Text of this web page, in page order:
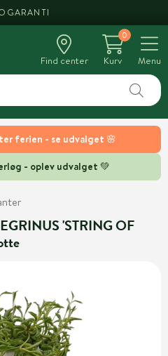
ferien - se udvalget 🌸
- oplev udvalget 💚
Find center
0
Kurv
Menu
'STRING OF